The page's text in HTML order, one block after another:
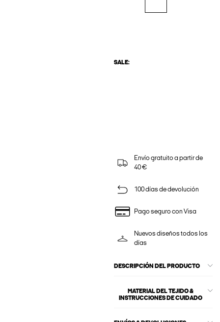
SALE:
Envío gratuito a partir de
40 €
100 días de devolución
Pago seguro con Visa
Nuevos diseños todos los
días
DESCRIPCIÓN DEL PRODUCTO
MATERIAL DEL TEJIDO &
INSTRUCCIONES DE CUIDADO